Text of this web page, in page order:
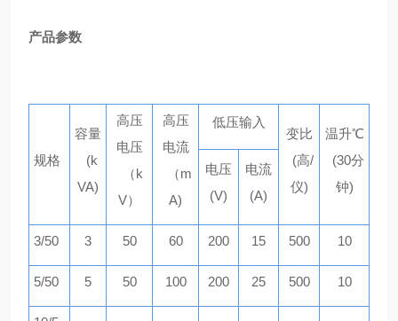
产品参数
规格
容量
(k
VA)
高压
电压
（k
V）
高压
电流
（m
A)
低压输入
变比
(高/
仪)
温升℃
(30分
钟)
电压
(V)
电流
(A)
3/50 3 50 60 200 15 500 10
5/50 5 50 100 200 25 500 10